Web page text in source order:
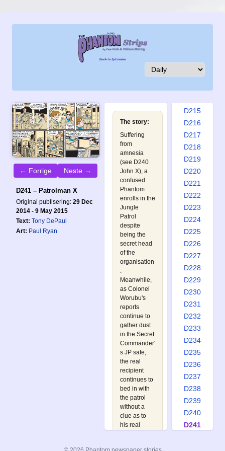
← Forrige Neste →
D241 – Patrolman X
Original publisering: 29 Dec
2014 - 9 May 2015
Text: Tony DePaul
Art: Paul Ryan
The story:
Suffering
from
amnesia
(see D240
John X), a
confused
Phantom
enrolls in the
Jungle
Patrol
despite
being the
secret head
of the
organisation
.
Meanwhile,
as Colonel
Worubu's
reports
continue to
gather dust
in the Secret
Commander'
s JP safe,
the real
recipient
continues to
bed in with
the patrol
without a
clue as to
his real
D208
D211
D215
D216
D217
D218
D219
D220
D221
D222
D223
D224
D225
D226
D227
D228
D229
D230
D231
D232
D233
D234
D235
D236
D237
D238
D239
D240
D241